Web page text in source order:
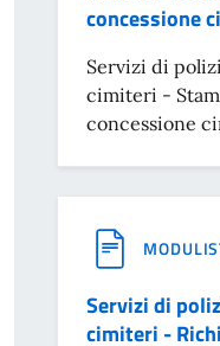
concessione
Servizi di
cimiteri -
concessione
Servizi di
cimiteri -